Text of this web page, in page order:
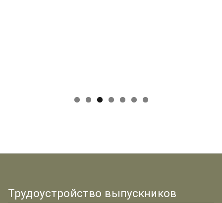
Трудоустройство выпускников